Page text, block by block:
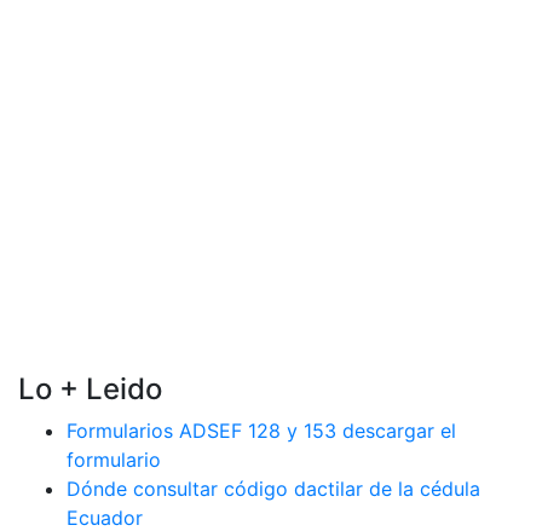
Lo + Leido
Formularios ADSEF 128 y 153 descargar el
formulario
Dónde consultar código dactilar de la cédula
Ecuador